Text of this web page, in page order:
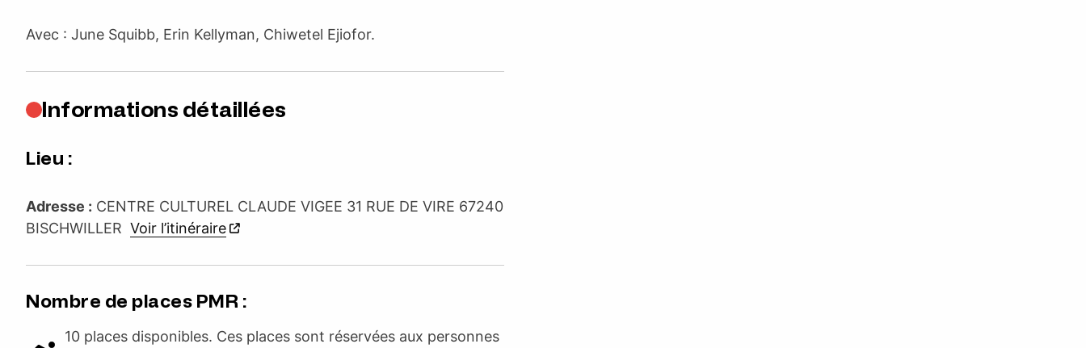
Avec : June Squibb, Erin Kellyman, Chiwetel Ejiofor.
Informations détaillées
Lieu :
Adresse : CENTRE CULTUREL CLAUDE VIGEE 31 RUE DE VIRE 67240
BISCHWILLER Voir l’itinéraire
Nombre de places PMR :
10 places disponibles. Ces places sont réservées aux personnes